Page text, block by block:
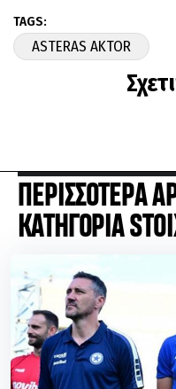
TAGS:
ASTERAS AKTOR
ΠΕΡΙΣΣΟΤΕΡΑ
ΚΑΤΗΓΟΡΙΑ